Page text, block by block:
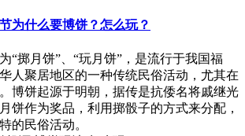
为什么要博饼？怎么玩？
“掷月饼”、“玩月饼”，是流行于我国福
人聚居地区的一种传统民俗活动，尤其在
博饼起源于明朝，据传是抗倭名将戚继光
饼作为奖品，利用掷骰子的方式来分配，
的民俗活动。